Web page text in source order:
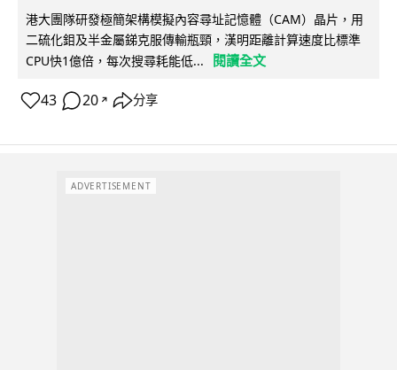
港大團隊研發極簡架構模擬內容尋址記憶體（CAM）晶片，用
二硫化鉬及半金屬銻克服傳輸瓶頸，漢明距離計算速度比標準
CPU快1億倍，每次搜尋耗能低...
閱讀全文
43 20 ↗ 分享
ADVERTISEMENT